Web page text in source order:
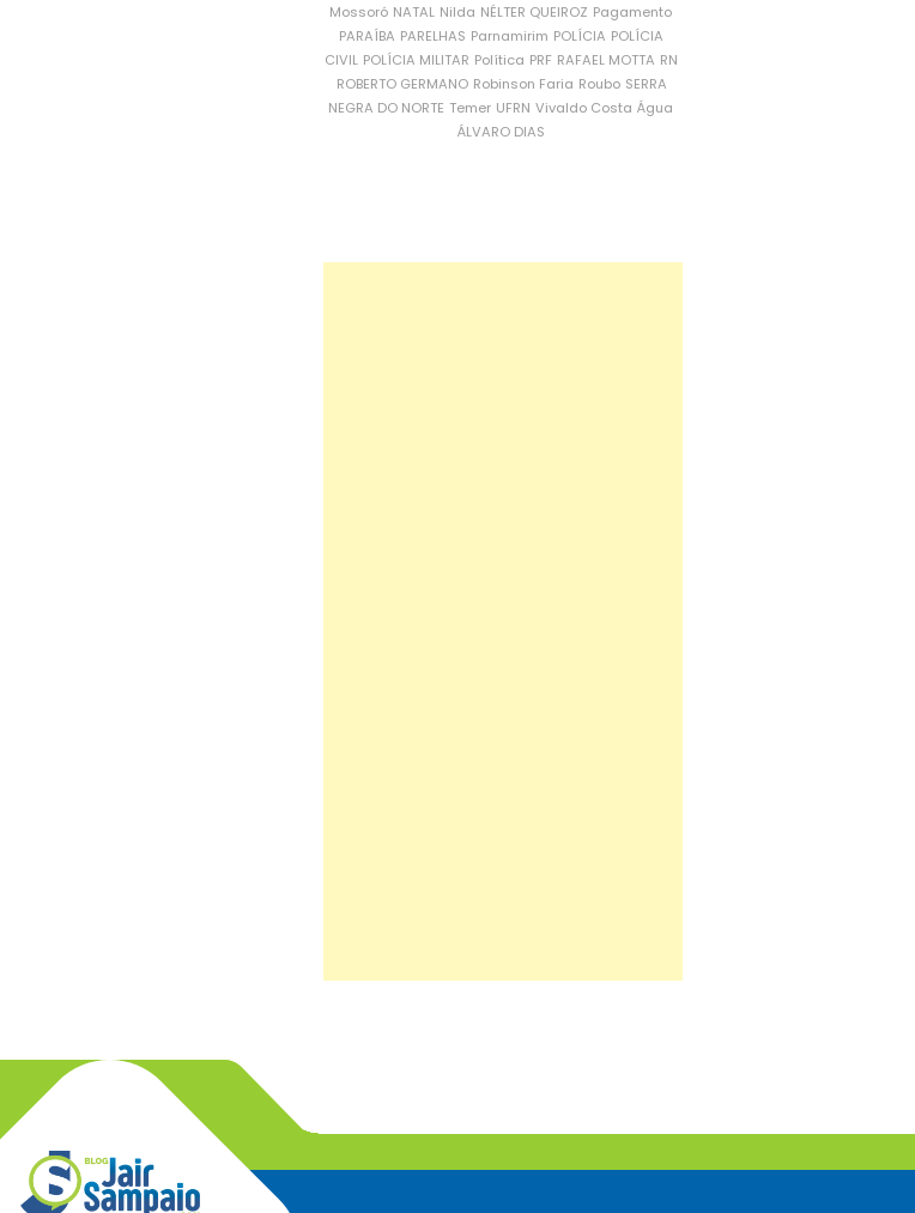
Mossoró NATAL Nilda NÉLTER QUEIROZ Pagamento
PARAÍBA PARELHAS Parnamirim POLÍCIA POLÍCIA
CIVIL POLÍCIA MILITAR Política PRF RAFAEL MOTTA RN
ROBERTO GERMANO Robinson Faria Roubo SERRA
NEGRA DO NORTE Temer UFRN Vivaldo Costa Água
ÁLVARO DIAS